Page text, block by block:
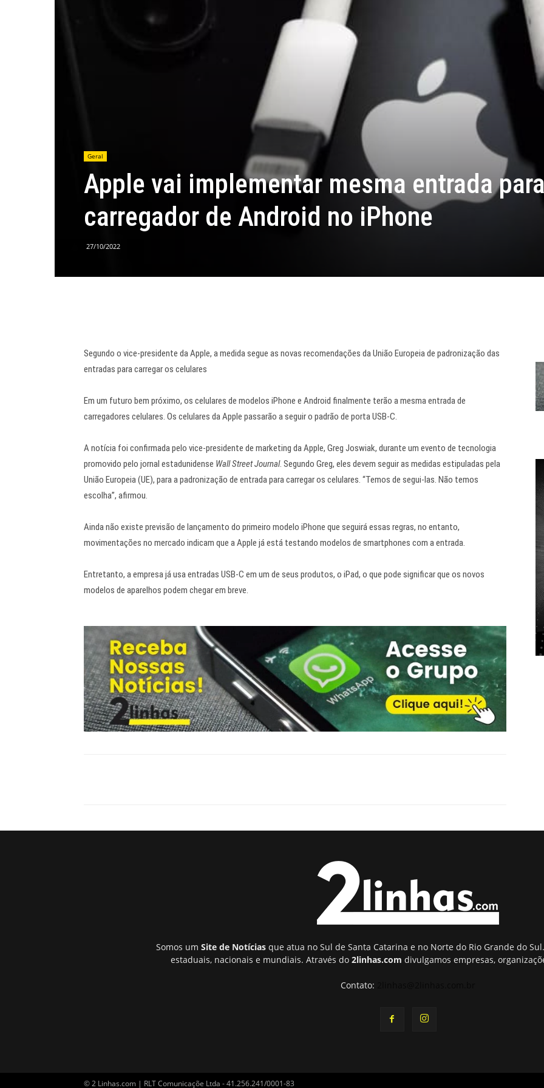
Geral
Apple vai implementar mesma entrada
carregador de Android no iPhone
27/10/2022
Segundo o vice-presidente da Apple, a medida segue as novas recomendações da União Europeia de padronização das
entradas para carregar os celulares
Em um futuro bem próximo, os celulares de modelos iPhone e Android finalmente terão a mesma entrada de
carregadores celulares. Os celulares da Apple passarão a seguir o padrão de porta USB-C.
A notícia foi confirmada pelo vice-presidente de marketing da Apple, Greg Joswiak, durante um evento de tecnologia
promovido pelo jornal estadunidense Wall Street Journal. Segundo Greg, eles devem seguir as medidas estipuladas pela
União Europeia (UE), para a padronização de entrada para carregar os celulares. “Temos de segui-las. Não temos
escolha”, afirmou.
Ainda não existe previsão de lançamento do primeiro modelo iPhone que seguirá essas regras, no entanto,
movimentações no mercado indicam que a Apple já está testando modelos de smartphones com a entrada.
Entretanto, a empresa já usa entradas USB-C em um de seus produtos, o iPad, o que pode significar que os novos
modelos de aparelhos podem chegar em breve.
Somos umSite de Notícias que atua no Sul de Santa Catarina e no Norte do Rio Grande do
estaduais, nacionais e mundiais. Através do 2linhas.com divulgamos empresas,
Contato:
© 2 Linhas.com | RLT Comunicaçõe Ltda - 41.256.241/0001-83